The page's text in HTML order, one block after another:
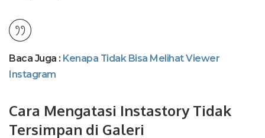
Baca Juga : Kenapa Tidak Bisa Melihat Viewer
Instagram
Cara Mengatasi Instastory Tidak
Tersimpan di Galeri